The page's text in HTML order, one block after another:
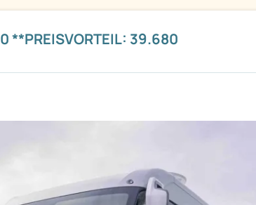
**PREISVORTEIL: 39.680